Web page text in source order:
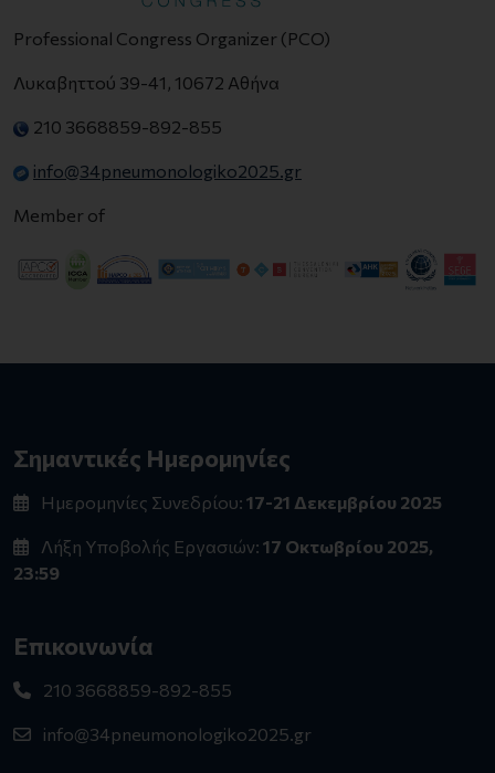
Professional Congress Organizer (PCO)
Λυκαβηττού 39-41, 10672 Αθήνα
210 3668859-892-855
info@34pneumonologiko2025.gr
Member of
Σημαντικές Ημερομηνίες
Ημερομηνίες Συνεδρίου: 17-21 Δεκεμβρίου 2025
Λήξη Υποβολής Εργασιών: 17 Οκτωβρίου 2025,
23:59
Επικοινωνία
210 3668859-892-855
info@34pneumonologiko2025.gr